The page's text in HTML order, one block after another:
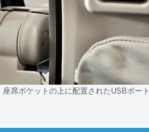
座席ポケットの上に配置されたUSBポート